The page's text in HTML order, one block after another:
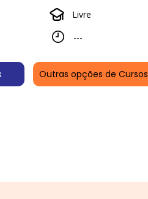
Livre
---
Outras opções de Cursos